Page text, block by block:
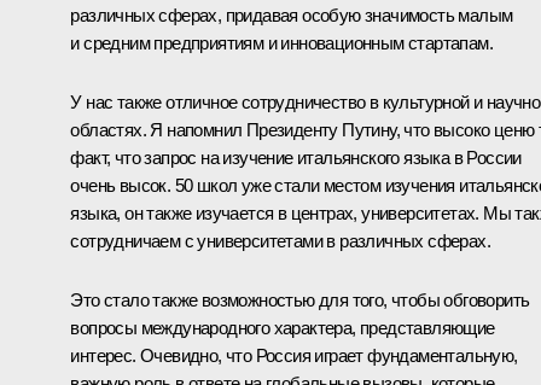
различных сферах, придавая особую значимость малым
и средним предприятиям и инновационным стартапам.
У нас также отличное сотрудничество в культурной и
областях. Я напомнил Президенту Путину, что высоко ценю
факт, что запрос на изучение итальянского языка в России
очень высок. 50 школ уже стали местом изучения
языка, он также изучается в центрах, университетах. Мы
сотрудничаем с университетами в различных сферах.
Это стало также возможностью для того, чтобы обговорить
вопросы международного характера, представляющие
интерес. Очевидно, что Россия играет фундаментальную,